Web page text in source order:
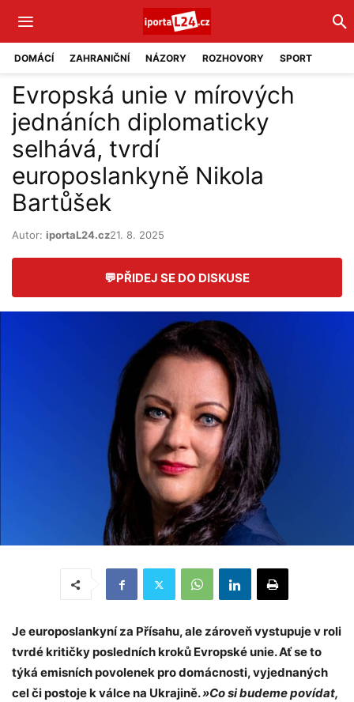
DOMÁCÍ ZAHRANIČNÍ NÁZORY ROZHOVORY SPORT
Evropská unie v mírových
jednáních diplomaticky
selhává, tvrdí
europoslankyně Nikola
Bartůšek
Autor: iportaL24.cz21. 8. 2025
💬PŘIDEJ SE DO DISKUSE
Je europoslankyní za Přísahu, ale zároveň vystupuje v roli
tvrdé kritičky posledních kroků Evropské unie. Ať se to
týká emisních povolenek pro domácnosti, vyjednaných
cel či postoje k válce na Ukrajině.»Co si budeme povídat,